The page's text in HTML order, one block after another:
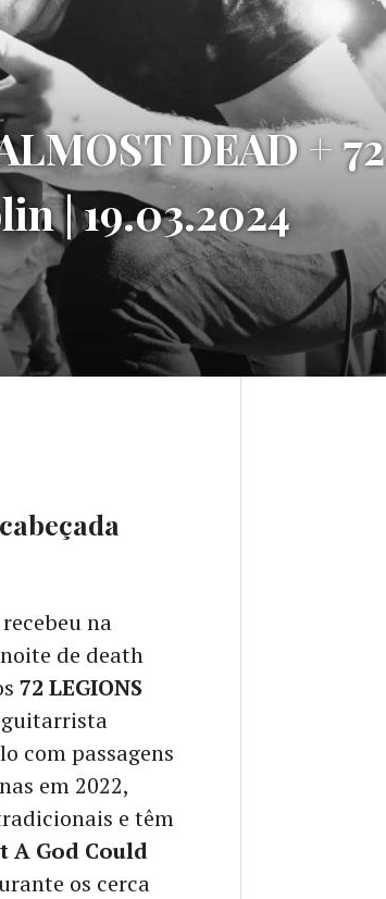
DEAD + 72
| 19.03.2024
na
de death
72 LEGIONS
guitarrista
com passagens
em 2022,
e têm
A God Could
os cerca